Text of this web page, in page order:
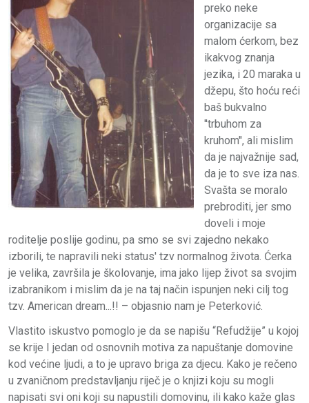
preko neke
organizacije sa
malom ćerkom, bez
ikakvog znanja
jezika, i 20 maraka u
džepu, što hoću reći
baš bukvalno
''trbuhom za
kruhom'', ali mislim
da je najvažnije sad,
da je to sve iza nas.
Svašta se moralo
prebroditi, jer smo
doveli i moje
roditelje poslije godinu, pa smo se svi zajedno nekako
izborili, te napravili neki status' tzv normalnog života. Ćerka
je velika, završila je školovanje, ima jako lijep život sa svojim
izabranikom i mislim da je na taj način ispunjen neki cilj tog
tzv. American dream...!! – objasnio nam je Peterković.
Vlastito iskustvo pomoglo je da se napišu “Refudžije” u kojoj
se krije I jedan od osnovnih motiva za napuštanje domovine
kod većine ljudi, a to je upravo briga za djecu. Kako je rečeno
u zvaničnom predstavljanju riječ je o knjizi koju su mogli
napisati svi oni koji su napustili domovinu, ili kako kaže glas